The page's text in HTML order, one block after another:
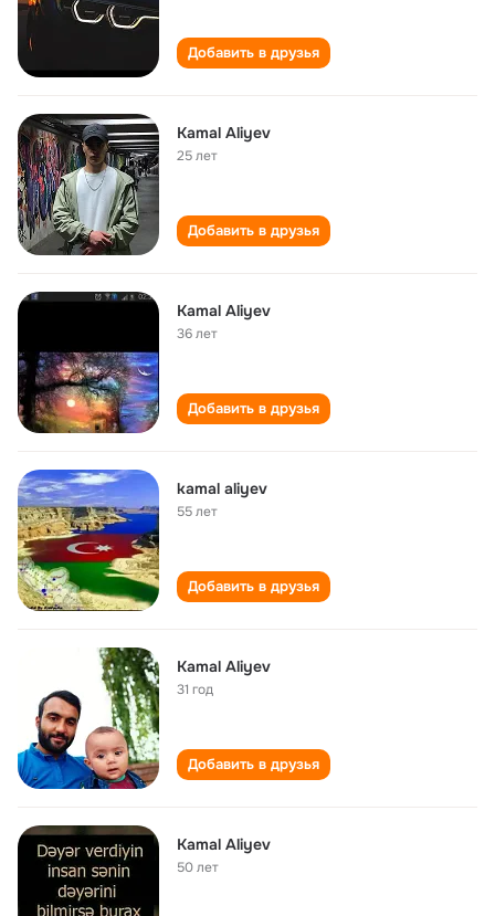
Добавить в друзья
Kamal Aliyev
25 лет
Добавить в друзья
Kamal Aliyev
36 лет
Добавить в друзья
kamal aliyev
55 лет
Добавить в друзья
Kamal Aliyev
31 год
Добавить в друзья
Kamal Aliyev
50 лет